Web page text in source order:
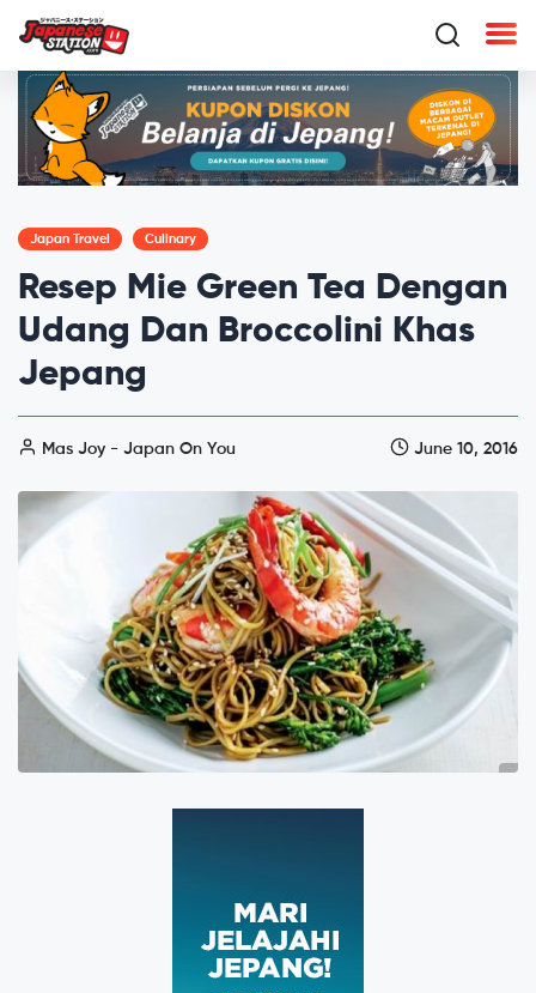
Japan Travel Culinary
Resep Mie Green Tea Dengan
Udang Dan Broccolini Khas
Jepang
Mas Joy - Japan On You June 10, 2016